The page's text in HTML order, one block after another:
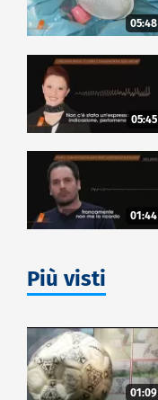
05:48
05:45
01:44
Più visti
01:09